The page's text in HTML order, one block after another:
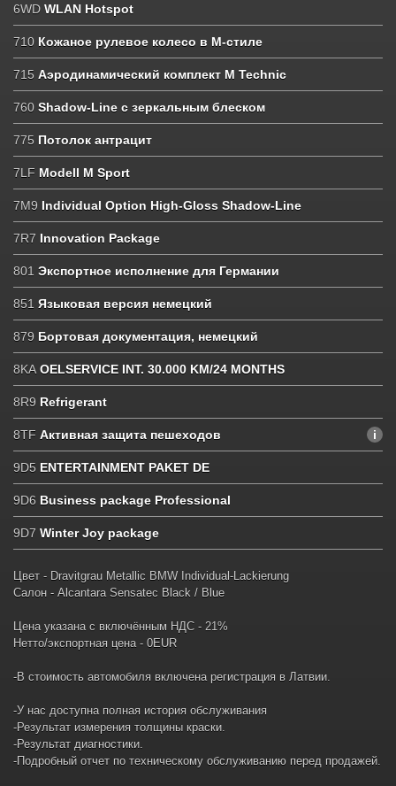
6WD WLAN Hotspot
710 Кожаное рулевое колесо в M-стиле
715 Аэродинамический комплект M Technic
760 Shadow-Line с зеркальным блеском
775 Потолок антрацит
7LF Modell M Sport
7M9 Individual Option High-Gloss Shadow-Line
7R7 Innovation Package
801 Экспортное исполнение для Германии
851 Языковая версия немецкий
879 Бортовая документация, немецкий
8KA OELSERVICE INT. 30.000 KM/24 MONTHS
8R9 Refrigerant
8TF Активная защита пешеходов
9D5 ENTERTAINMENT PAKET DE
9D6 Business package Professional
9D7 Winter Joy package
Цвет - Dravitgrau Metallic BMW Individual-Lackierung
Салон - Alcantara Sensatec Black / Blue
Цена указана с включённым НДС - 21%
Нетто/экспортная цена - 0EUR
-В стоимость автомобиля включена регистрация в Латвии.
-У нас доступна полная история обслуживания
-Результат измерения толщины краски.
-Результат диагностики.
-Подробный отчет по техническому обслуживанию перед продажей.